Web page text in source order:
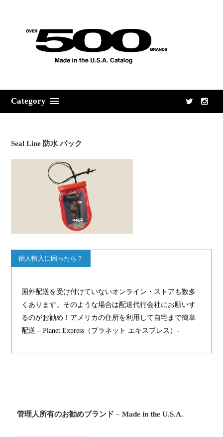
Category
Seal Line 防水 バック
個人輸入に困ったら？
国外配送を受け付けていないオンライン・ストアも数多
くあります。そのような場合は配送代行会社にお願いす
るのがお勧め！アメリカの住所を利用して自宅まで簡単
配送 – Planet Express（プラネット エキスプレス）-
管理人所有のお勧めブランド – Made in the U.S.A.